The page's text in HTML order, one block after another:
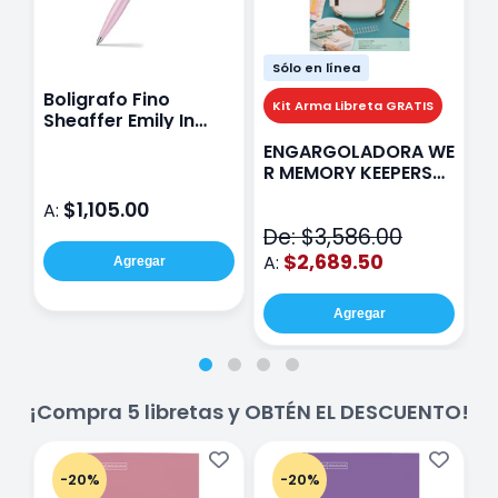
Boligrafo Fino
Sheaffer Emily In
A: $1,105.00
Agregar
Sólo en línea
Kit Arma Libreta GRATIS
ENGARGOLADORA WE
R MEMORY KEEPERS
De: $3,586.00
A: $2,689.50
Agregar
¡Compra 5 libretas y OBTÉN EL DESCUENTO!
-20% -20%